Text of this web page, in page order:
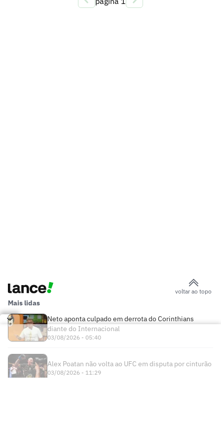
voltar ao topo
Mais lidas
Neto aponta culpado em derrota do Corinthians
diante do Internacional
03/08/2026 - 05:40
Alex Poatan não volta ao UFC em disputa por cinturão
03/08/2026 - 11:29